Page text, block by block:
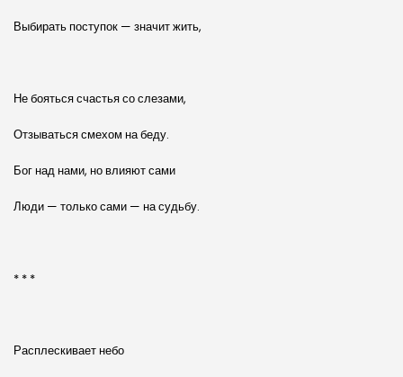
Выбирать поступок — значит жить,
Не бояться счастья со слезами,
Отзываться смехом на беду.
Бог над нами, но влияют сами
Люди — только сами — на судьбу.
* * *
Расплескивает небо